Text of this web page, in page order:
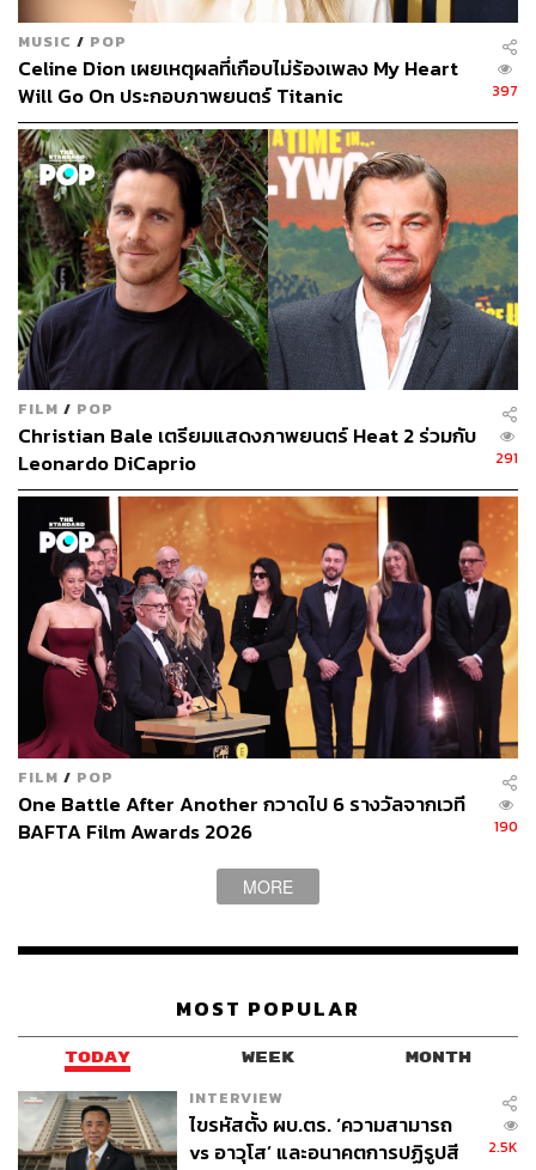
MUSIC / POP
Celine Dion เผยเหตุผลที่เกือบไม่ร้องเพลง My Heart
Will Go On ประกอบภาพยนตร์ Titanic
397
FILM / POP
Christian Bale เตรียมแสดงภาพยนตร์ Heat 2 ร่วมกับ
Leonardo DiCaprio
291
FILM / POP
One Battle After Another กวาดไป 6 รางวัลจากเวที
BAFTA Film Awards 2026
190
MORE
MOST POPULAR
TODAY WEEK MONTH
INTERVIEW
ไขรหัสตั้ง ผบ.ตร. ‘ความสามารถ
vs อาวุโส’ และอนาคตการปฏิรูปสี
2.5K